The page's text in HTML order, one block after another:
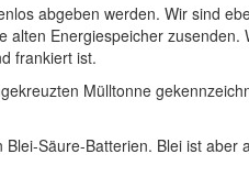
abgeben werden. Wir sind
Energiespeicher zusenden.
frankiert ist.
Mülltonne
Säure-Batterien. Blei ist aber